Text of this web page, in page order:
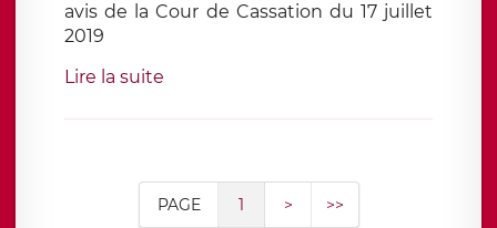
avis de la Cour de Cassation du 17 juillet
2019
Lire la suite
PAGE 1 > >>